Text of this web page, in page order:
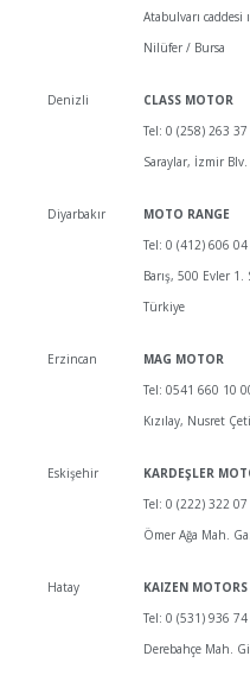
Atabulvarı
Nilüfer / Bursa
Denizli
CLASS MOTOR
Tel: 0 (258) 263
Saraylar, İzmir
Diyarbakır
MOTO RANGE
Tel: 0 (412) 606 04
Barış, 500 Evler
Türkiye
Erzincan
MAG MOTOR
Tel: 0541 660 10
Kızılay, Nusret
Eskişehir
KARDEŞLER
Tel: 0 (222) 322 07
Ömer Ağa Mah.
Hatay
KAIZEN
Tel: 0 (531) 936
Derebahçe Mah.